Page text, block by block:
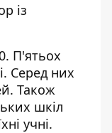
із
П'ятьох
Серед них
Також
шкіл
учні.